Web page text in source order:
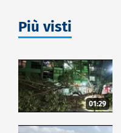
Più visti
01:29